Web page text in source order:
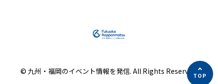
© 九州・福岡のイベント情報を発信. All Rights Reserved.